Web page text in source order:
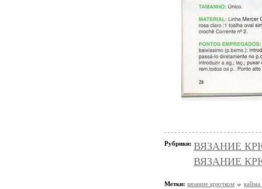
Рубрики: ВЯЗАНИЕ
ВЯЗАНИЕ
Метки: вязание крючком